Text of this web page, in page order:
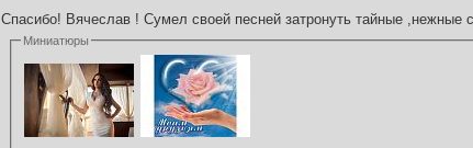
Спасибо! Вячеслав ! Сумел своей песней затронуть тайные ,нежные
Миниатюры